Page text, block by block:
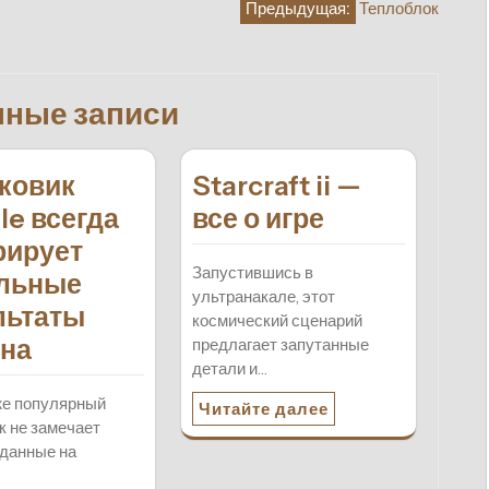
Предыдущая: Теплоблок
записи
всегда
популярный
не замечает
на
Starcraft ii —
все о игре
Запустившись в
ультранакале, этот
космический сценарий
предлагает запутанные
детали и…
Читайте далее